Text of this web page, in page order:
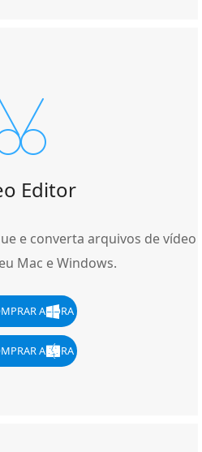
Editor
e converta arquivos de vídeo
Mac e Windows.
AGORA
AGORA